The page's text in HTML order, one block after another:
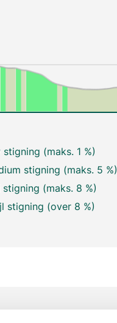
stigning (maks. 1 %)
stigning (maks. 5 %)
stigning (maks. 8 %)
stigning (over 8 %)